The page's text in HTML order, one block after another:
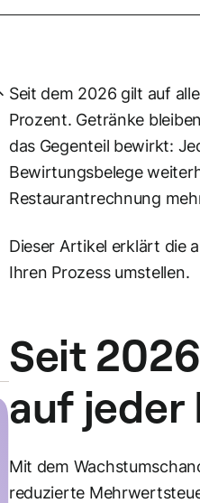
Seit dem 2026 gilt auf
Prozent. Getränke
das Gegenteil bewirkt:
Bewirtungsbelege
Restaurantrechnung
Dieser Artikel erklärt die
Ihren Prozess umstellen.
Seit
auf jeder
Mit dem
reduzierte